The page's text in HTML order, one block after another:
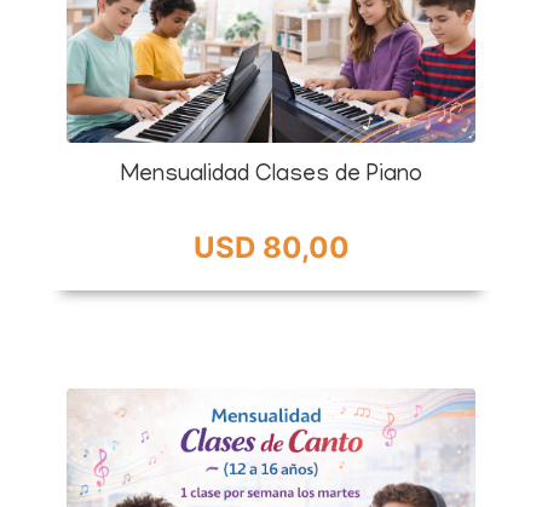
Mensualidad Clases de Piano
USD 80,00